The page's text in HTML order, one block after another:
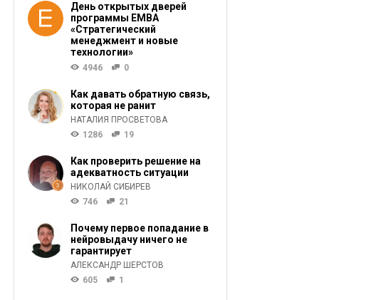
День открытых дверей
программы ЕМВА
«Стратегический
менеджмент и новые
технологии»
4946 0
Как давать обратную связь,
которая не ранит
НАТАЛИЯ ПРОСВЕТОВА
1286
19
Как проверить решение на
адекватность ситуации
НИКОЛАЙ СИБИРЕВ
746
21
Почему первое попадание в
нейровыдачу ничего не
гарантирует
АЛЕКСАНДР ШЕРСТОВ
605
1